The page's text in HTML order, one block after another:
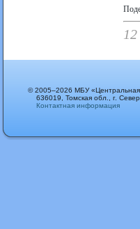
© 2005–2026 МБУ «Центральная
636019, Томская обл., г.
Контактная информация